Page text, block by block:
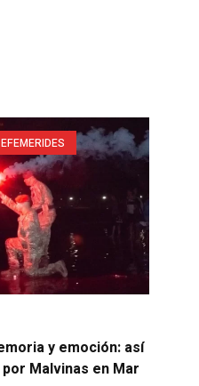
EFEMERIDES
y emoción: así
Malvinas en Mar